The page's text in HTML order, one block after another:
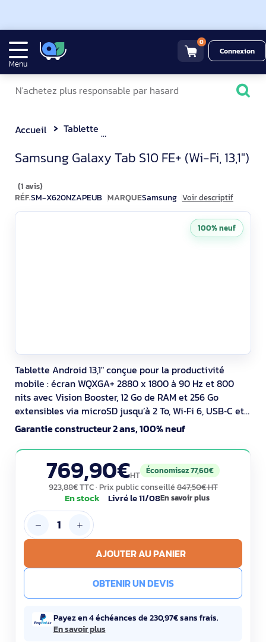
Menu
0
Connexion
Accueil Tablette
Samsung Galaxy Tab S10
Samsung Galaxy Tab S10 FE+ (Wi-Fi, 13,1")
(1 avis)
RÉF.SM-X620NZAPEUB MARQUESamsung Voir descriptif
Tablette Android 13,1" conçue pour la productivité
mobile : écran WQXGA+ 2880 x 1800 à 90 Hz et 800
nits avec Vision Booster, 12 Go de RAM et 256 Go
extensibles via microSD jusqu’à 2 To, Wi‑Fi 6, USB‑C et
S Pen inclus. Lecteur d’empreintes intégré. IP68 pour
une utilisation terrain, caméras 13 MP et 12 MP avec
vidéo 4K. Batterie 10 090 mAh, 21 h de lecture vidéo.
Garantie constructeur 2 ans, 100% neuf
769,90€HT Économisez 77,60€
923,88€ TTC· Prix public conseillé847,50€ HT
En stock Livré le 11/08En savoir plus
AJOUTER AU PANIER
OBTENIR UN DEVIS
Payez en 4 échéances de 230,97€ sans frais.
En savoir plus
100% neuf